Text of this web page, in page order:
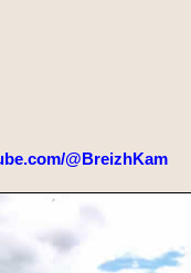
@BreizhKam